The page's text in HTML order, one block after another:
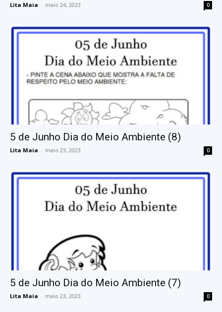
Lita Maia - maio 24, 2023 0
5 de Junho Dia do Meio Ambiente (8)
Lita Maia - maio 23, 2023 0
5 de Junho Dia do Meio Ambiente (7)
Lita Maia - maio 23, 2023 0